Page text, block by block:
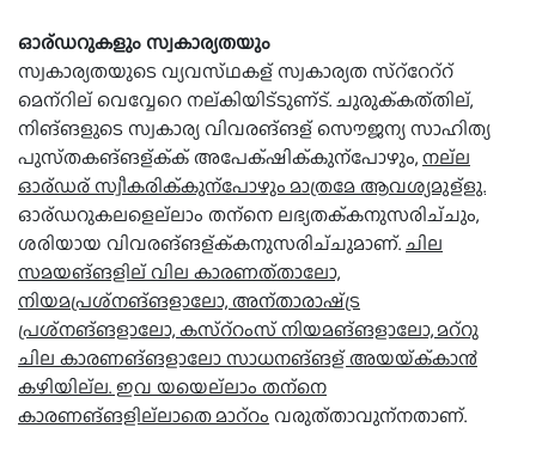
ഓര്ഡറുകളും സ്വകാര്യതയും
സ്വകാര്യതയുടെ വ്യവസ്ഥകള് സ്വകാര്യത സ്റ്റേറ്റ്
മെന്റില് വെവ്വേറെ നല്കിയിട്ടുണ്ട്. ചുരുക്കത്തില്,
നിങ്ങളുടെ സ്വകാര്യ വിവരങ്ങള് സൌജന്യ സാഹിത്യ
പുസ്തകങ്ങള്ക്ക് അപേക്ഷിക്കുന്പോഴും, നല്ല
ഓര്ഡര് സ്വീകരിക്കുന്പോഴും മാത്രമേ ആവശ്യമുള്ളു.
ഓര്ഡറുകലളെല്ലാം തന്നെ ലഭ്യതക്കനുസരിച്ചും,
ശരിയായ വിവരങ്ങള്ക്കനുസരിച്ചുമാണ്.ചില
സമയങ്ങളില് വില കാരണത്താലോ,
നിയമപ്രശ്നങ്ങളാലോ, അന്താരാഷ്ട്ര
പ്രശ്നങ്ങളാലോ, കസ്റ്റംസ് നിയമങ്ങളാലോ, മറ്റു
ചില കാരണങ്ങളാലോ സാധനങ്ങള് അയയ്ക്കാ൯
കഴിയില്ല. ഇവ യയെല്ലാം തന്നെ
കാരണങ്ങളില്ലാതെ മാറ്റം വരുത്താവുന്നതാണ്.